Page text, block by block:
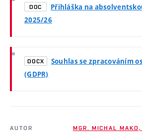
DOC
Přihláška na
2025/26
DOCX
Souhlas se zpracováním
(GDPR)
AUTOR
MGR. MICHAL